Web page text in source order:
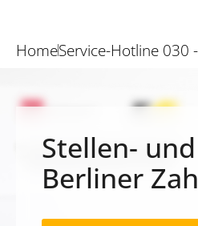
HomeService-Hotline 030
Stellen-
Berliner